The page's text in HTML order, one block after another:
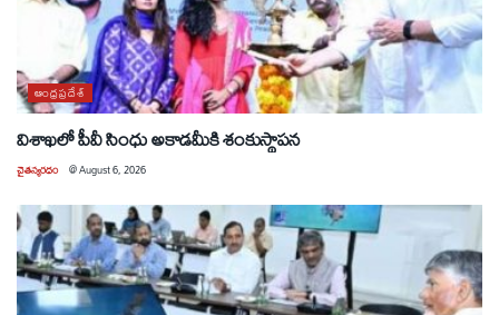
ఆంధ్రప్రదేశ్
విశాఖలో పీవీ సింధు అకాడమీకి శంకుస్థాపన
చైతన్యరధం @August 6, 2026